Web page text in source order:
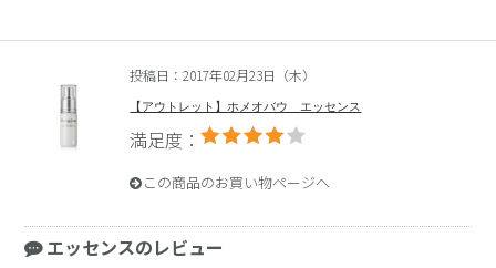
投稿日：2017年02月23日（木）
【アウトレット】ホメオバウ エッセンス
満足度：
この商品のお買い物ページへ
エッセンスのレビュー